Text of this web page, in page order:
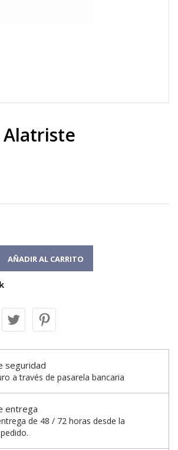
AÑADIR AL CARRITO
seguridad
a través de pasarela bancaria
entrega
de 48 / 72 horas desde la